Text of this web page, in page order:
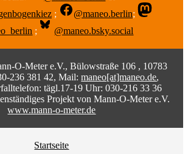
; @maneo.berlin;
; @maneo.bsky.social
O-Meter e.V., Bülowstraße 106 , 10783
236 381 42, Mail:maneo[at]maneo.de,
tägl.17-19 Uhr: 030-216 33 36
Projekt von Mann-O-Meter e.V.
www.mann-o-meter.de
Startseite